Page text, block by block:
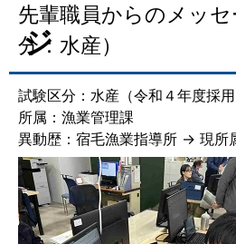
ジ
先輩職員からのメッ
分：水産）
試験区分：水産（令和４年度採用
所属：漁業管理課
異動歴：宿毛漁業指導所 → 現所